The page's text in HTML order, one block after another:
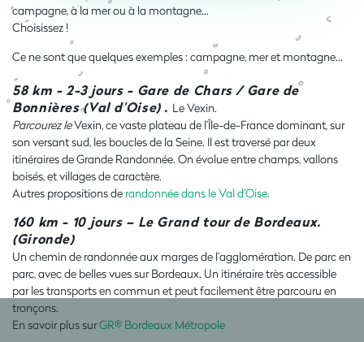
campagne, à la mer ou à la montagne…
Choisissez !
Ce ne sont que quelques exemples : campagne, mer et montagne…
58 km - 2-3 jours - Gare de Chars / Gare de
Bonnières (Val d’Oise) . Le Vexin.
Parcourez leVexin, ce vaste plateau de l’Île-de-France dominant, sur
son versant sud, les boucles de la Seine. Il est traversé par deux
itinéraires de Grande Randonnée. On évolue entre champs, vallons
boisés, et villages de caractère.
Autres propositions de randonnée dans le Val d’Oise.
160 km - 10 jours – Le Grand tour de Bordeaux.
(Gironde)
Un chemin de randonnée aux marges de l’agglomération. De parc en
parc, avec de belles vues sur Bordeaux. Un itinéraire très accessible
par les transports en commun et peut facilement être parcouru en
tronçons.
En savoir plus surGR® Bordeaux Métropole